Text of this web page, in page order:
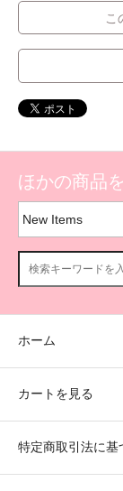
こ
ほかの商品
ホーム
カートを見る
特定商取引法に基